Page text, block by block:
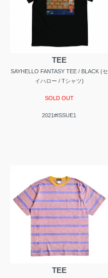
TEE
SAYHELLO FANTASY TEE / BLACK (セ
イハロー / Tシャツ)
SOLD OUT
2021#ISSUE1
TEE